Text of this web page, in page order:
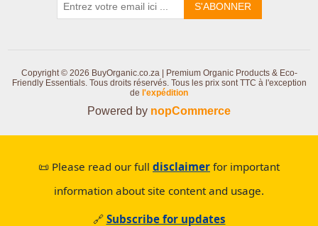
S'ABONNER
Copyright © 2026 BuyOrganic.co.za | Premium Organic Products & Eco-
Friendly Essentials. Tous droits réservés. Tous les prix sont TTC à l'exception
de l'expédition
Powered by nopCommerce
📜 Please read our full disclaimer for important
information about site content and usage.
🔗 Subscribe for updates